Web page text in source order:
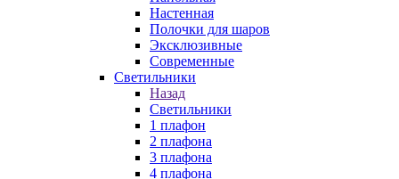
Настенная
Полочки для шаров
Эксклюзивные
Современные
Светильники
Назад
Светильники
1 плафон
2 плафона
3 плафона
4 плафона